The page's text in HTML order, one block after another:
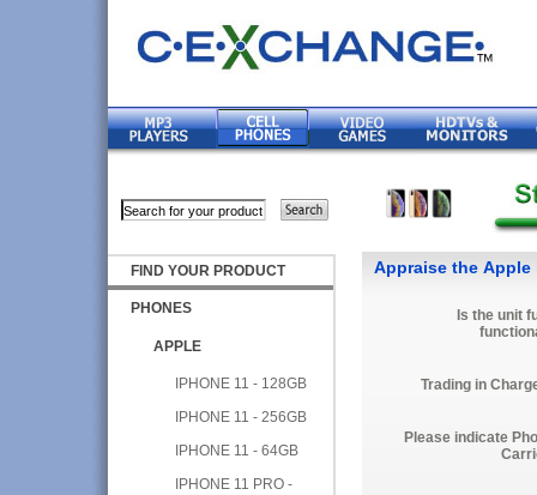
FIND YOUR PRODUCT
PHONES
APPLE
IPHONE 11 - 128GB
IPHONE 11 - 256GB
IPHONE 11 - 64GB
IPHONE 11 PRO -
Appraise the Apple
Is the unit
Trading in
Please indicate